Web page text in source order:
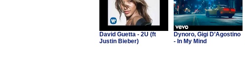
David Guetta - 2U (ft
Justin Bieber)
Dynoro, Gigi D’Agostino
- In My Mind